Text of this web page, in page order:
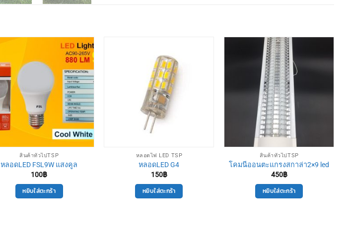
สินค้าทั่วไปTSP
หลอดLED FSL9W แสงคูล
100฿
หยิบใส่ตะกร้า
หลอดไฟ LED TSP
หลอดLED G4
150฿
หยิบใส่ตะกร้า
สินค้าทั่วไปTSP
โคมนีออนตะแกรงสกาล่า2×9 led
450฿
หยิบใส่ตะกร้า